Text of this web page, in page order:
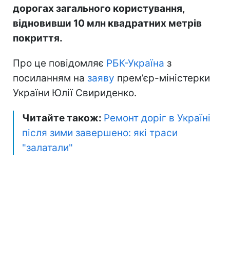
дорогах загального користування,
відновивши 10 млн квадратних метрів
покриття.
Про це повідомляє РБК-Україна з
посиланням на заяву прем’єр-міністерки
України Юлії Свириденко.
Читайте також: Ремонт доріг в Україні
після зими завершено: які траси
"залатали"